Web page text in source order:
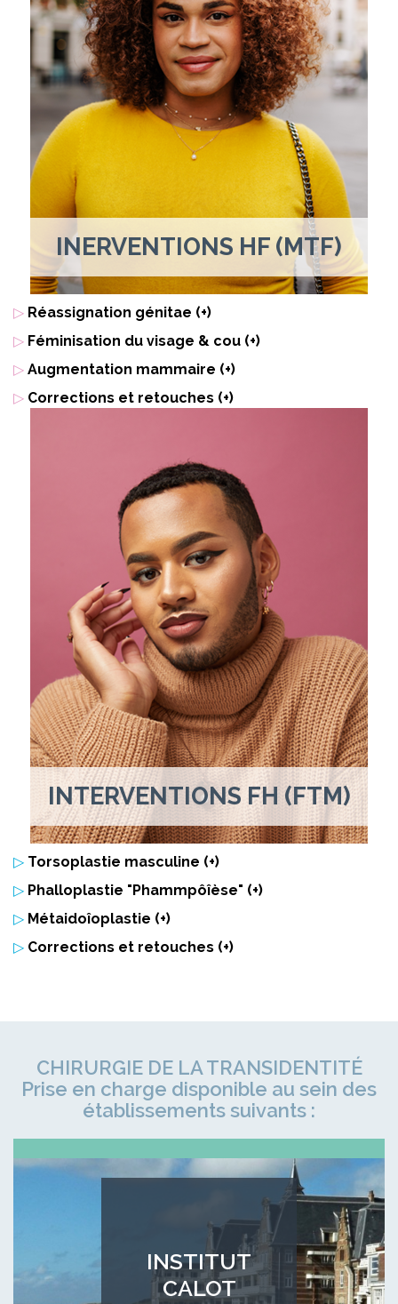
INERVENTIONS HF (MTF)
▷ Réassignation génitae (+)
▷ Féminisation du visage & cou (+)
▷ Augmentation mammaire (+)
▷ Corrections et retouches (+)
INTERVENTIONS FH (FTM)
▷ Torsoplastie masculine (+)
▷ Phalloplastie "Phammpôîèse" (+)
▷ Métaidoîoplastie (+)
▷ Corrections et retouches (+)
CHIRURGIE DE LA TRANSIDENTITÉ
Prise en charge disponible au sein des
établissements suivants :
INSTITUT
CALOT